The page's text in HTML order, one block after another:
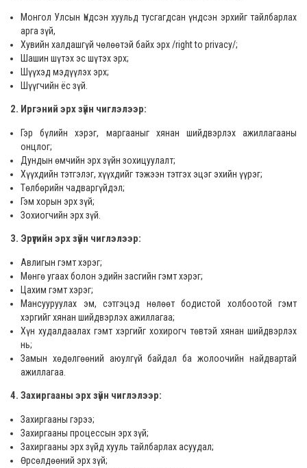
Монгол Улсын Үндсэн хуульд тусгагдсан үндсэн эрхийг тайлбарлах
арга зүй,
Хувийн халдашгүй чөлөөтэй байх эрх /right to privacy/;
Шашин шүтэх эс шүтэх эрх;
Шүүхэд мэдүүлэх эрх;
Шүүгчийн ёс зүй.
2. Иргэний эрх зүйн чиглэлээр:
Гэр бүлийн хэрэг, маргааныг хянан шийдвэрлэх ажиллагааны
онцлог;
Дундын өмчийн эрх зүйн зохицуулалт;
Хүүхдийн тэтгэлэг, хүүхдийг тэжээн тэтгэх эцэг эхийн үүрэг;
Төлбөрийн чадваргүйдэл;
Гэм хорын эрх зүй;
Зохиогчийн эрх зүй.
3. Эрүүгийн эрх зүйн чиглэлээр:
Авлигын гэмт хэрэг;
Мөнгө угаах болон эдийн засгийн гэмт хэрэг;
Цахим гэмт хэрэг;
Мансууруулах эм, сэтгэцэд нөлөөт бодистой холбоотой гэмт
хэргийг хянан шийдвэрлэх ажиллагаа;
Хүн худалдаалах гэмт хэргийг хохирогч төвтэй хянан шийдвэрлэх
нь;
Замын хөдөлгөөний аюулгүй байдал ба жолоочийн найдвартай
ажиллагаа.
4. Захиргааны эрх зүйн чиглэлээр:
Захиргааны гэрээ;
Захиргааны процессын эрх зүй;
Захиргааны эрх зүйд хууль тайлбарлах асуудал;
Өрсөлдөөний эрх зүй;